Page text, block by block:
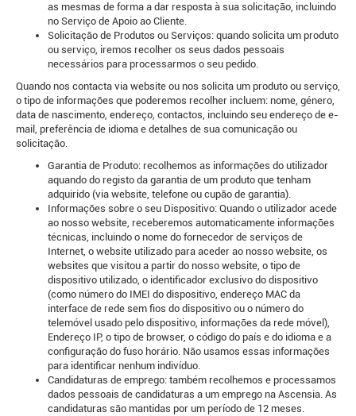
as mesmas de forma a dar resposta à sua solicitação, incluindo
no Serviço de Apoio ao Cliente.
Solicitação de Produtos ou Serviços: quando solicita um produto
ou serviço, iremos recolher os seus dados pessoais
necessários para processarmos o seu pedido.
Quando nos contacta via website ou nos solicita um produto ou serviço,
o tipo de informações que poderemos recolher incluem: nome, género,
data de nascimento, endereço, contactos, incluindo seu endereço de e-
mail, preferência de idioma e detalhes de sua comunicação ou
solicitação.
Garantia de Produto: recolhemos as informações do utilizador
aquando do registo da garantia de um produto que tenham
adquirido (via website, telefone ou cupão de garantia).
Informações sobre o seu Dispositivo: Quando o utilizador acede
ao nosso website, receberemos automaticamente informações
técnicas, incluindo o nome do fornecedor de serviços de
Internet, o website utilizado para aceder ao nosso website, os
websites que visitou a partir do nosso website, o tipo de
dispositivo utilizado, o identificador exclusivo do dispositivo
(como número do IMEI do dispositivo, endereço MAC da
interface de rede sem fios do dispositivo ou o número do
telemóvel usado pelo dispositivo, informações da rede móvel),
Endereço IP, o tipo de browser, o código do país e do idioma e a
configuração do fuso horário. Não usamos essas informações
para identificar nenhum indivíduo.
Candidaturas de emprego: também recolhemos e processamos
dados pessoais de candidaturas a um emprego na Ascensia. As
candidaturas são mantidas por um período de 12 meses.